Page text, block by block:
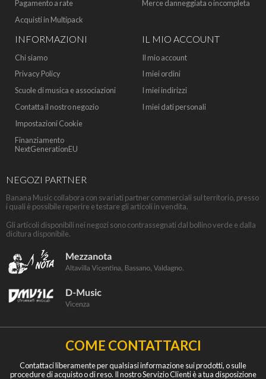
Pagamento a rate
Acquisti in Multipack
Merce danneggiata o incompleta
INFORMAZIONI
Chi siamo
Privacy Policy
Scuole di musica e associazioni
Contatta il nostro negozio
Impostazioni Cookie
Finanziamento
NextGenerationEU
IL MIO ACCOUNT
Il mio account
I miei ordini
I miei indirizzi
I miei dati personali
NEGOZI PARTNER
Banana Music collabora con svariati partner commerciali sul territorio, presso
i quali è possibile reperire e testare gli articoli in vendita.
Gli articoli disponibili nei negozi sono contrassegnati dal bollino verde e dalla
dicitura disponibile.
COME CONTATTARCI
Contattaci liberamente per qualsiasi informazione sui prodotti, o sulle
procedure di acquisto o di reso. Il nostro Servizio Clienti è a tua disposizione